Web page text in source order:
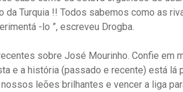
da Turquia !! Todos sabemos como as
-lo ”, escreveu Drogba.
sobre José Mourinho. Confie em
e a história (passado e recente) está lá
leões brilhantes e vencer a liga